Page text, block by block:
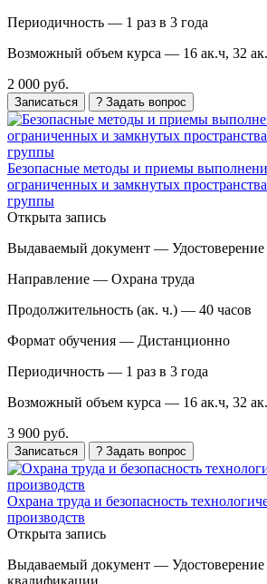
Периодичность — 1 раз в 3 года
Возможный объем курса — 16 ак.ч, 32
2 000 руб.
Записаться ? Задать вопрос
Безопасные методы и приемы
ограниченных и замкнутых
группы
Открыта запись
Выдаваемый документ —
Направление — Охрана труда
Продолжительность (ак. ч.) — 40 часов
Формат обучения — Дистанционно
Периодичность — 1 раз в 3 года
Возможный объем курса — 16 ак.ч, 32
3 900 руб.
Записаться ? Задать вопрос
Охрана труда и безопасность
производств
Открыта запись
Выдаваемый документ —
квалификации